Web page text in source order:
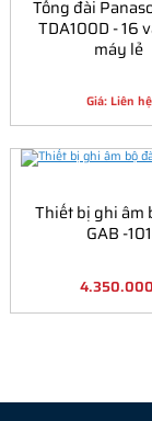
Tổng đài
TDA100D - 16
máy lẻ
Giá: Liên hệ
Thiết bị ghi âm
GAB -101
4.350.000